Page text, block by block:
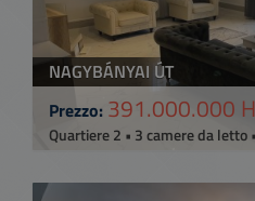
NAGYBÁNYAI ÚT
Prezzo: 391.000.000
Quartiere 2 • 3 camere da letto